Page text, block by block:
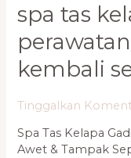
spa tas
kembali
Tinggalkan
Spa Tas Kelapa
Awet & Tampak